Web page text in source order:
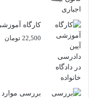
کارگاه
22,500 تومان
بررسی موارد